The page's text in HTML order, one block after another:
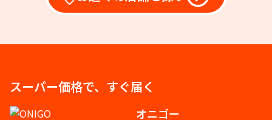
スーパー価格で、すぐ届く
オニゴー